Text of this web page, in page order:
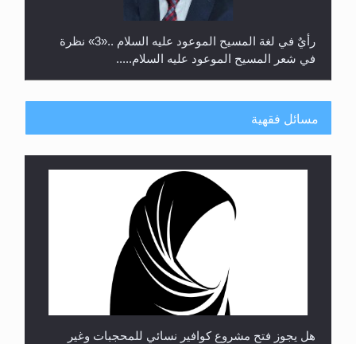
**الحصن الحصين من وساوس المعارضين ...**...
مسائل فقهية
فتوى أمير المؤمنين الميرزا مسرور أحمد أيده الله في
أطفال الأنابيب وتحديد جنس المولود..